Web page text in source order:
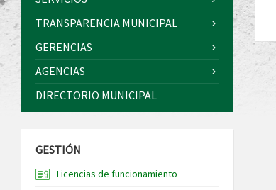
TRANSPARENCIA MUNICIPAL
GERENCIAS
AGENCIAS
DIRECTORIO MUNICIPAL
GESTIÓN
Licencias de funcionamiento